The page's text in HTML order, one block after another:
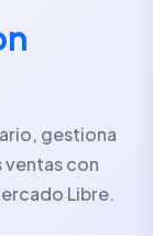
gestiona
ventas con
Libre.